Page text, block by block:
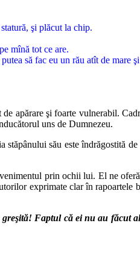
şi plăcut la chip.
mînă tot ce are.
să fac eu un rău atît de mare
apărare şi foarte vulnerabil.
uns de Dumnezeu.
său este îndrăgostită
prin ochii lui. El ne
exprimate clar în
Faptul că ei nu au făcut